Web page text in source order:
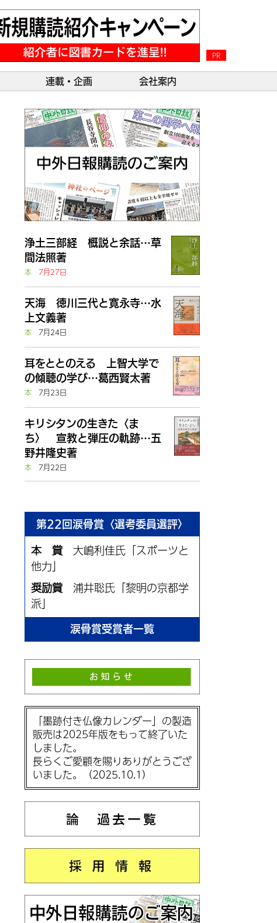
PR
連載・企画 会社案内
浄土三部経 概説と余話…草
間法照著
本
7月27日
天海 徳川三代と寛永寺…水
上文義著
本
7月24日
耳をととのえる 上智大学で
の傾聴の学び…葛西賢太著
本
7月23日
キリシタンの生きた〈ま
ち〉 宣教と弾圧の軌跡…五
野井隆史著
本
7月22日
第22回涙骨賞〈選考委員選評〉
本 賞
大嶋利佳氏「スポーツと
他力」
奨励賞
浦井聡氏「黎明の京都学
派」
涙骨賞受賞者一覧
「墨跡付き仏像カレンダー」の製造
販売は2025年版をもって終了いた
しました。
長らくご愛顧を賜りありがとうござ
いました。（2025.10.1）